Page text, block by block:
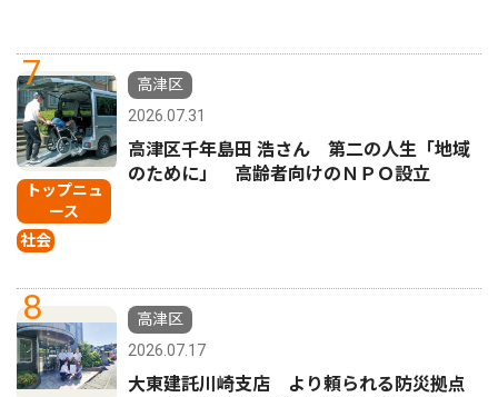
7
トップニュ
ース
社会
高津区
2026.07.31
高津区千年島田 浩さん 第二の人生「地域
のために」 高齢者向けのＮＰＯ設立
8
高津区
2026.07.17
大東建託川崎支店 より頼られる防災拠点